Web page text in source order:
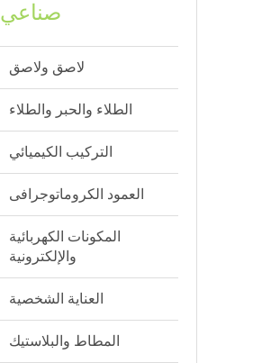
صناعي
لاصق ولاصق
الطلاء والحبر والطلاء
التركيب الكيميائي
العمود الكروماتوجرافى
المكونات الكهربائية
والإلكترونية
العناية الشخصية
المطاط والبلاستيك